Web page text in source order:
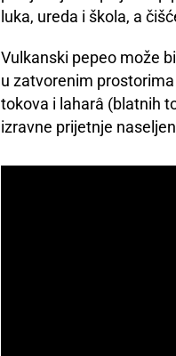
luka, ureda i škola, a
Vulkanski pepeo može
u zatvorenim
tokova i laharâ (blatnih
izravne prijetnje